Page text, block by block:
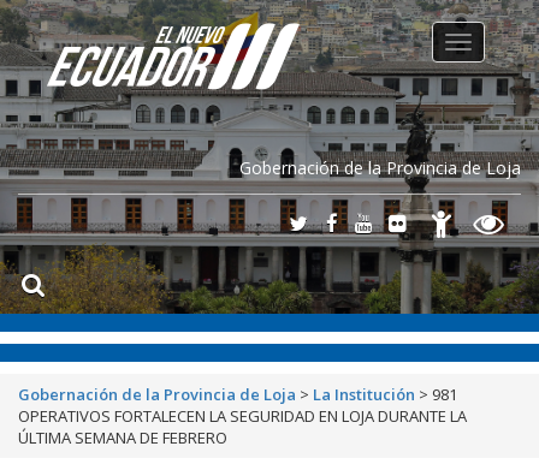
Gobernación de la Provincia de Loja
Toggle
navigation
Gobernación de la Provincia de Loja > La Institución > 981
OPERATIVOS FORTALECEN LA SEGURIDAD EN LOJA DURANTE LA
ÚLTIMA SEMANA DE FEBRERO